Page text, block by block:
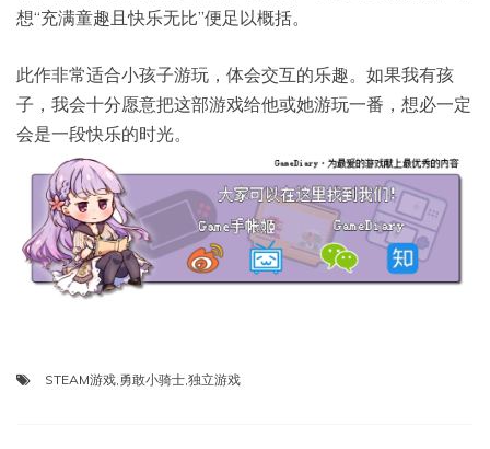
想“充满童趣且快乐无比”便足以概括。
此作非常适合小孩子游玩，体会交互的乐趣。如果我有孩
子，我会十分愿意把这部游戏给他或她游玩一番，想必一定
会是一段快乐的时光。
STEAM游戏 勇敢小骑士 独立游戏